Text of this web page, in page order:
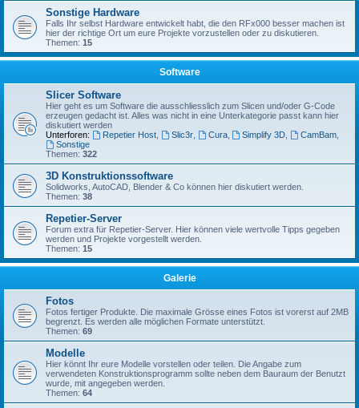
Sonstige Hardware
Falls Ihr selbst Hardware entwickelt habt, die den RFx000 besser machen ist
hier der richtige Ort um eure Projekte vorzustellen oder zu diskutieren.
Themen: 15
Software
Slicer Software
Hier geht es um Software die ausschliesslich zum Slicen und/oder G-Code
erzeugen gedacht ist. Alles was nicht in eine Unterkategorie passt kann hier
diskutiert werden
Unterforen:
Repetier Host, Slic3r, Cura, Simplify 3D CamBam
Sonstige
Themen: 322
3D Konstruktionssoftware
Solidworks, AutoCAD, Blender & Co können hier diskutiert werden.
Themen: 38
Repetier-Server
Forum extra für Repetier-Server. Hier können viele wertvolle Tipps gegeben
werden und Projekte vorgestellt werden.
Themen: 15
Galerie
Fotos
Fotos fertiger Produkte. Die maximale Grösse eines Fotos ist vorerst auf 2MB
begrenzt. Es werden alle möglichen Formate unterstützt.
Themen: 69
Modelle
Hier könnt Ihr eure Modelle vorstellen oder teilen. Die Angabe zum
verwendeten Konstruktionsprogramm sollte neben dem Bauraum der Benutzt
wurde, mit angegeben werden.
Themen: 64